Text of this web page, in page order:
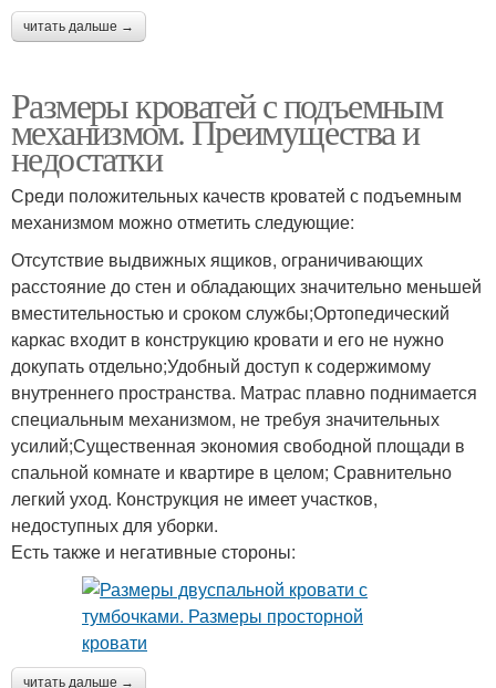
читать дальше →
Размеры кроватей с подъемным
механизмом. Преимущества и
недостатки
Среди положительных качеств кроватей с подъемным
механизмом можно отметить следующие:
Отсутствие выдвижных ящиков, ограничивающих
расстояние до стен и обладающих значительно меньшей
вместительностью и сроком службы;Ортопедический
каркас входит в конструкцию кровати и его не нужно
докупать отдельно;Удобный доступ к содержимому
внутреннего пространства. Матрас плавно поднимается
специальным механизмом, не требуя значительных
усилий;Существенная экономия свободной площади в
спальной комнате и квартире в целом; Сравнительно
легкий уход. Конструкция не имеет участков,
недоступных для уборки.
Есть также и негативные стороны:
читать дальше →